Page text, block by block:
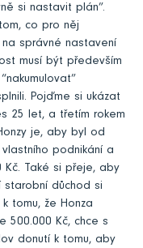
si nastavit plán”.
co pro něj
správné nastavení
musí být především
Pojďme si ukázat
25 let, a třetím rokem
je, aby byl od
podnikání a
Kč. Také si přeje, aby
důchod si
tomu, že Honza
500.000 Kč, chce s
donutí k tomu, aby